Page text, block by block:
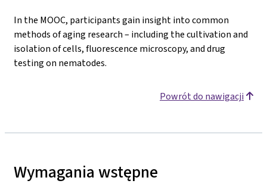
In the MOOC, participants gain insight into common
methods of aging research – including the cultivation and
isolation of cells, fluorescence microscopy, and drug
testing on nematodes.
Powrót do nawigacji
Wymagania wstępne